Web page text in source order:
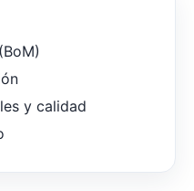
y calidad